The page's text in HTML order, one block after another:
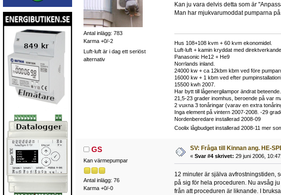
Antal inlägg: 783
Karma +0/-2
Luft-luft är i dag ett seriöst
alternativ
Kan ju vara delvis detta som är
Man har mjukvarumoddat pumparna
Hus 108+108 kvm + 60 kvm ekonomidel.
Luft-luft + kamin kryddat med direktverkande
Panasonic He12 + He9
Norrlands inland.
24000 kw + ca 12kbm kbm ved före
16000 kw + 1 kbm ved efter
15500 kwh 2007.
Har bytt till lågenergilampor ändrat beteende.
21,5-23 grader inomhus, beroende på var
2 vuxna 3 tonåringar (varav en extra
Inga element på vintern 2007-2008. -29
Nordenberedare installerad 2008-09
Coolix lågbudget installerad 2008-11 mer
GS
Kan värmepumpar
Antal inlägg: 76
Karma +0/-0
SV: Fråga till Kinnan ang. HE-
« Svar #4 skrivet: 29 juni 2006,
12 minuter är själva avfrostningstiden,
på sig för hela proceduren. Nu avsåg
från att proceduren är liknande. I